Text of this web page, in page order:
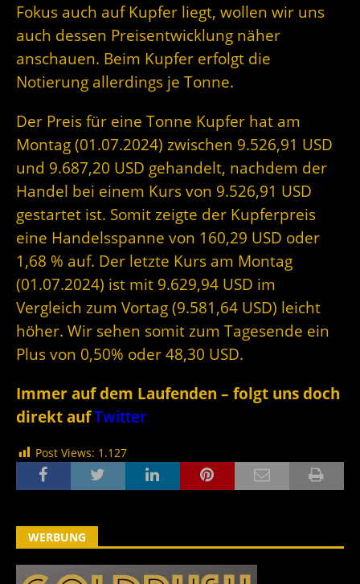
Fokus auch auf Kupfer liegt, wollen wir uns
auch dessen Preisentwicklung näher
anschauen. Beim Kupfer erfolgt die
Notierung allerdings je Tonne.
Der Preis für eine Tonne Kupfer hat am
Montag (01.07.2024) zwischen 9.526,91 USD
und 9.687,20 USD gehandelt, nachdem der
Handel bei einem Kurs von 9.526,91 USD
gestartet ist. Somit zeigte der Kupferpreis
eine Handelsspanne von 160,29 USD oder
1,68 % auf. Der letzte Kurs am Montag
(01.07.2024) ist mit 9.629,94 USD im
Vergleich zum Vortag (9.581,64 USD) leicht
höher. Wir sehen somit zum Tagesende ein
Plus von 0,50% oder 48,30 USD.
Immer auf dem Laufenden – folgt uns doch
direkt aufTwitter
Post Views: 1.127
WERBUNG